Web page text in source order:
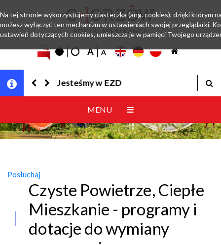
PORTAL MIESZKAŃCA
Jesteśmy w EZD
MENU
Posłuchaj
Czyste Powietrze, Ciepłe
Mieszkanie - programy i
dotacje do wymiany
Na tej stronie wykorzystujemy ciasteczka (ang. cookies), dzięki którym
możesz wyłączyć ten mechanizm w ustawieniach swojej przeglądarki.
ustawień dotyczących cookies, umieszcza je w pamięci Twojego